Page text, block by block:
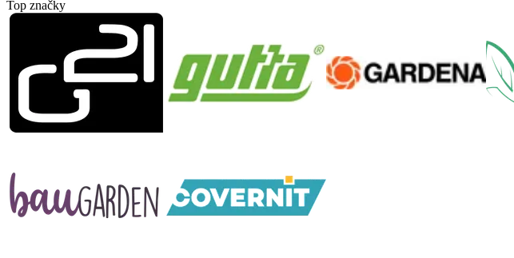
Top značky